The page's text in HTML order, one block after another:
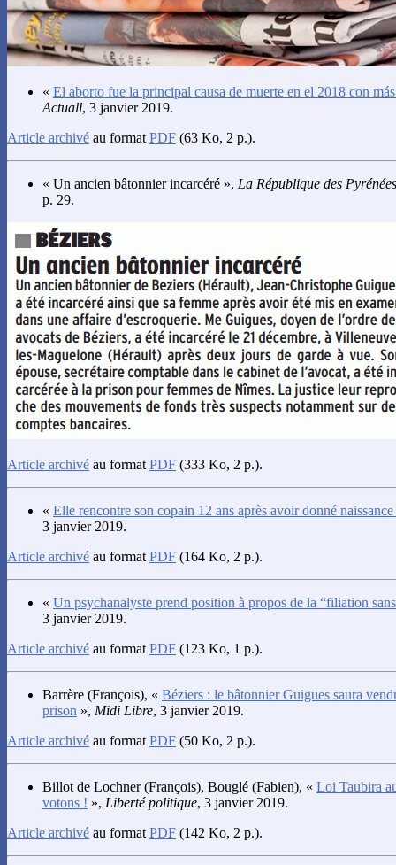
« El aborto fue la principal causa de muerte en el 2018 con
Actuall, 3 janvier 2019.
Article archivé au format PDF (63 Ko, 2 p.).
« Un ancien bâtonnier incarcéré », La République des Pyrénées
p. 29.
Article archivé au format PDF (333 Ko, 2 p.).
« Elle rencontre son copain 12 ans après avoir donné
3 janvier 2019.
Article archivé au format PDF (164 Ko, 2 p.).
« Un psychanalyste prend position à propos de la “filiation
3 janvier 2019.
Article archivé au format PDF (123 Ko, 1 p.).
Barrère (François), « Béziers : le bâtonnier Guigues saura
prison », Midi Libre, 3 janvier 2019.
Article archivé au format PDF (50 Ko, 2 p.).
Billot de Lochner(François), Bouglé (Fabien), « Loi Taubira
votons ! », Liberté politique, 3 janvier 2019.
Article archivé au format PDF (142 Ko, 2 p.).